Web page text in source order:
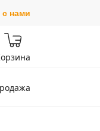
с нами